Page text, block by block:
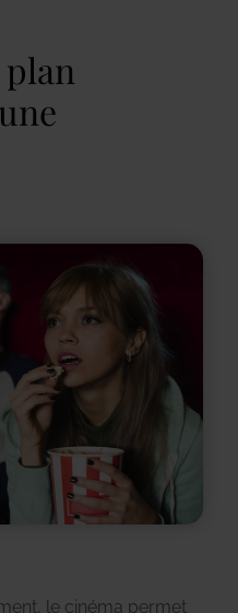
plan
le cinéma permet